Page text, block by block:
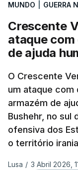
MUNDO GUERRA
Crescente
ataque
de ajuda
O Crescente
um ataque
armazém de
Bushehr, no sul
ofensiva dos
o território
Lusa / 3 Abril 2026,